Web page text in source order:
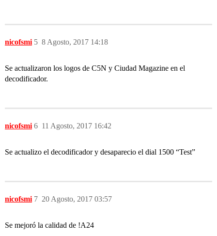
nicofsmi 8 Agosto, 2017 14:18
5
Se actualizaron los logos de C5N y Ciudad Magazine en el
decodificador.
nicofsmi 11 Agosto, 2017 16:42
6
Se actualizo el decodificador y desaparecio el dial 1500 “Test”
nicofsmi 20 Agosto, 2017 03:57
7
Se mejoró la calidad de !A24